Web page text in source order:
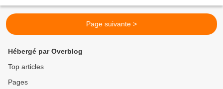
Page suivante >
Hébergé par Overblog
Top articles
Pages